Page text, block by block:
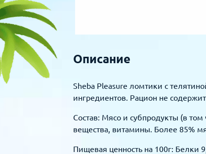
Описание
Sheba Pleasure ломтики с
ингредиентов. Рацион не
Состав: Мясо и субпродукты (в
вещества, витамины. Более 85%
Пищевая ценность на 100г: Белки